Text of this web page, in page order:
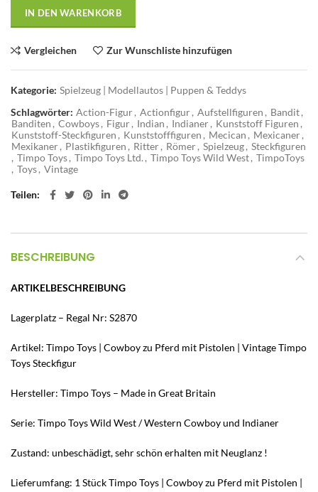
IN DEN WARENKORB
Vergleichen Zur Wunschliste hinzufügen
Kategorie: Spielzeug | Modellautos | Puppen & Teddys
Schlagwörter: Action-Figur, Actionfigur, Aufstellfiguren , Bandit,
Banditen , Cowboys, Figur, Indian , Indianer, Kunststoff Figuren ,
Kunststoff-Steckfiguren , Kunststofffiguren , Mecican , Mexicaner,
Mexikaner, Plastikfiguren , Ritter, Römer, Spielzeug, Steckfiguren
, Timpo Toys, Timpo Toys Ltd. , Timpo Toys Wild West, TimpoToys
, Toys, Vintage
Teilen
BESCHREIBUNG
ARTIKELBESCHREIBUNG
Lagerplatz – Regal Nr: S2870
Artikel: Timpo Toys | Cowboy zu Pferd mit Pistolen | Vintage Timpo
Toys Steckfigur
Hersteller: Timpo Toys – Made in Great Britain
Serie: Timpo Toys Wild West / Western Cowboy und Indianer
Zustand: unbeschädigt, sehr schön erhalten mit Neuglanz !
Lieferumfang: 1 Stück Timpo Toys | Cowboy zu Pferd mit Pistolen |